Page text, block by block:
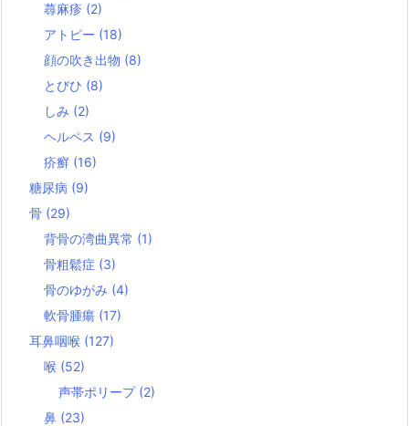
蕁麻疹 (2)
アトピー (18)
顔の吹き出物 (8)
とびひ (8)
しみ (2)
ヘルペス (9)
疥癬 (16)
糖尿病 (9)
骨 (29)
背骨の湾曲異常 (1)
骨粗鬆症 (3)
骨のゆがみ (4)
軟骨腫瘍 (17)
耳鼻咽喉 (127)
喉 (52)
声帯ポリープ (2)
鼻 (23)